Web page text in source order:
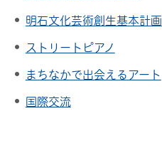
明石文化芸術創生基本計画
ストリートピアノ
まちなかで出会えるアート
国際交流